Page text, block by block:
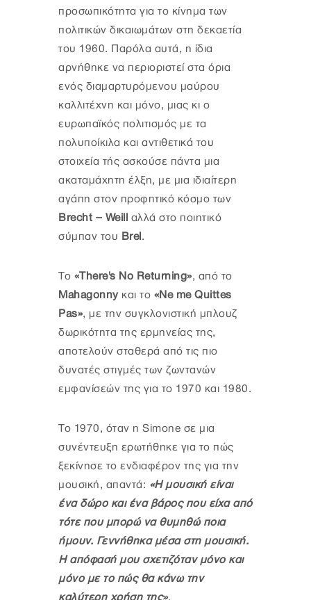
προσωπικότητα για το κίνημα των
πολιτικών δικαιωμάτων στη δεκαετία
του 1960. Παρόλα αυτά, η ίδια
αρνήθηκε να περιοριστεί στα όρια
ενός διαμαρτυρόμενου μαύρου
καλλιτέχνη και μόνο, μιας κι ο
ευρωπαϊκός πολιτισμός με τα
πολυποίκιλα και αντιθετικά του
στοιχεία τής ασκούσε πάντα μια
ακαταμάχητη έλξη, με μια ιδιαίτερη
αγάπη στον προφητικό κόσμο των
Brecht – Weill αλλά στο ποιητικό
σύμπαν του Brel .
Το «Τhere's Νo Returning», από το
Mahagonnyκαι το «Ne me Quittes
Pas», με την συγκλονιστική μπλουζ
δωρικότητα της ερμηνείας της,
αποτελούν σταθερά από τις πιο
δυνατές στιγμές των ζωντανών
εμφανίσεών της για το 1970 και 1980.
Το 1970, όταν η Simone σε μια
συνέντευξη ερωτήθηκε για το πώς
ξεκίνησε το ενδιαφέρον της για την
μουσική, απαντά: «Η μουσική είναι
ένα δώρο και ένα βάρος που είχα από
τότε που μπορώ να θυμηθώ ποια
ήμουν. Γεννήθηκα μέσα στη μουσική.
Η απόφασή μου σχετιζόταν μόνο και
μόνο με το πώς θα κάνω την
καλύτερη χρήση της».